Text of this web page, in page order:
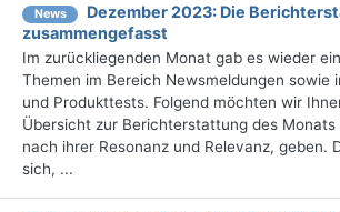
News
Dezember 2023: Die
zusammengefasst
Im zurückliegenden Monat gab es wieder
Themen im Bereich Newsmeldungen sowie
und Produkttests. Folgend möchten wir
Übersicht zur Berichterstattung des
nach ihrer Resonanz und Relevanz, geben.
sich, ...